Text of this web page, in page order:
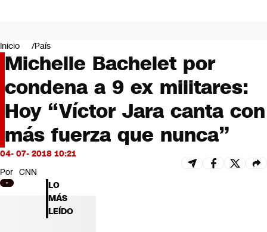
Negocios
Deportes
Programas completos
Cultura
Servicios
Bits
CNN Data
CNN tiempo
Futuro 360
Inicio País
Michelle Bachelet por
condena a 9 ex militares:
Hoy “Víctor Jara canta con
más fuerza que nunca”
04- 07- 2018 10:21
Por CNN
LO
MÁS
LEÍDO